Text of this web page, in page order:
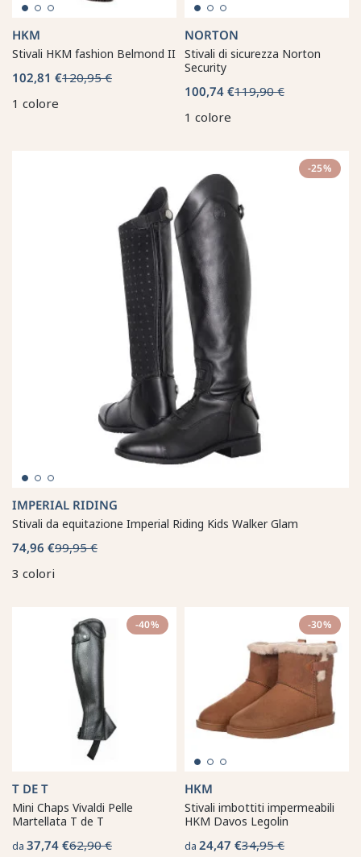
HKM
Stivali HKM fashion Belmond II
102,81 €120,95 €
1 colore
NORTON
Stivali di sicurezza Norton
Security
100,74 €119,90 €
1 colore
-25%
IMPERIAL RIDING
Stivali da equitazione Imperial Riding Kids Walker Glam
74,96 €99,95 €
3 colori
-40%
T DE T
Mini Chaps Vivaldi Pelle
Martellata T de T
da 37,74 €62,90 €
-30%
HKM
Stivali imbottiti impermeabili
HKM Davos Legolin
da 24,47 €34,95 €